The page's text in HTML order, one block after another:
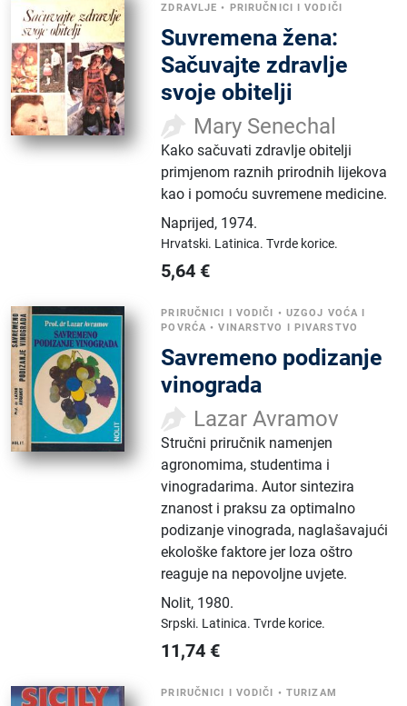
ZDRAVLJE • PRIRUČNICI I VODIČI
Suvremena žena:
Sačuvajte zdravlje
svoje obitelji
Mary Senechal
Kako sačuvati zdravlje obitelji
primjenom raznih prirodnih lijekova
kao i pomoću suvremene medicine.
Naprijed, 1974.
Hrvatski. Latinica.Tvrde korice.
5,64 €
PRIRUČNICI I VODIČI • UZGOJ VOĆA I
POVRĆA •VINARSTVO I PIVARSTVO
Savremeno podizanje
vinograda
Lazar Avramov
Stručni priručnik namenjen
agronomima, studentima i
vinogradarima. Autor sintezira
znanost i praksu za optimalno
podizanje vinograda, naglašavajući
ekološke faktore jer loza oštro
reaguje na nepovoljne uvjete.
Nolit, 1980.
Srpski. Latinica.Tvrde korice.
11,74 €
PRIRUČNICI I VODIČI • TURIZAM